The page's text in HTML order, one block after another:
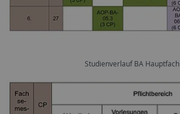
Studienverlauf BA Hauptfach